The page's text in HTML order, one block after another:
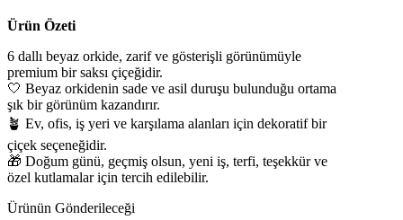
Ürün Özeti
6 dallı beyaz orkide, zarif ve gösterişli görünümüyle
premium bir saksı çiçeğidir.
🤍 Beyaz orkidenin sade ve asil duruşu bulunduğu ortama
şık bir görünüm kazandırır.
🪴 Ev, ofis, iş yeri ve karşılama alanları için dekoratif bir
çiçek seçeneğidir.
🎁 Doğum günü, geçmiş olsun, yeni iş, terfi, teşekkür ve
özel kutlamalar için tercih edilebilir.
Ürünün Gönderileceği